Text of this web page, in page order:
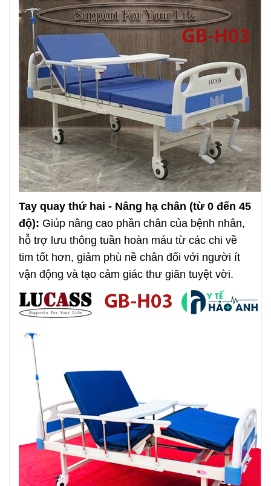
Tay quay thứ hai - Nâng hạ chân (từ 0 đến 45
độ): Giúp nâng cao phần chân của bệnh nhân,
hỗ trợ lưu thông tuần hoàn máu từ các chi về
tim tốt hơn, giảm phù nề chân đối với người ít
vận động và tạo cảm giác thư giãn tuyệt vời.